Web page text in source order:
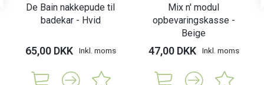
De Bain nakkepude til
badekar - Hvid
65,00 DKK Inkl. moms
Mix n' modul
opbevaringskasse -
Beige
47,00 DKK Inkl. moms